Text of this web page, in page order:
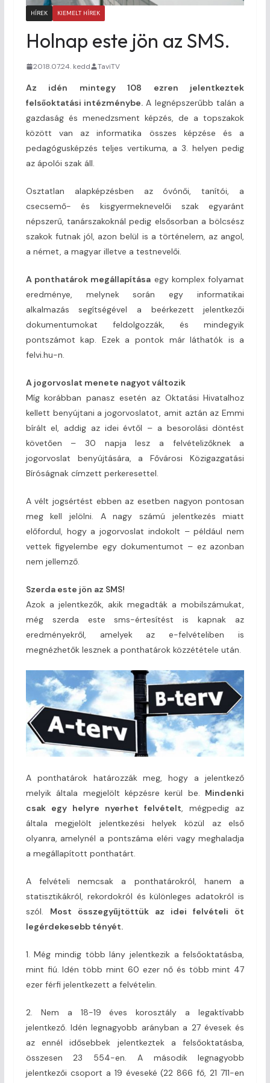
HÍREK KIEMELT HÍREK
Holnap este jön az SMS.
2018.07.24. kedd TaviTV
Az idén mintegy 108 ezren jelentkeztek
felsőoktatási intézménybe. A legnépszerűbb talán a
gazdaság és menedzsment képzés, de a topszakok
között van az informatika összes képzése és a
pedagógusképzés teljes vertikuma, a 3. helyen pedig
az ápolói szak áll.
Osztatlan alapképzésben az óvónői, tanítói, a
csecsemő- és kisgyermeknevelői szak egyaránt
népszerű, tanárszakoknál pedig elsősorban a bölcsész
szakok futnak jól, azon belül is a történelem, az angol,
a német, a magyar illetve a testnevelői.
A ponthatárok megállapítása egy komplex folyamat
eredménye, melynek során egy informatikai
alkalmazás segítségével a beérkezett jelentkezői
dokumentumokat feldolgozzák, és mindegyik
pontszámot kap. Ezek a pontok már láthatók is a
felvi.hu-n.
A jogorvoslat menete nagyot változik
Míg korábban panasz esetén az Oktatási Hivatalhoz
kellett benyújtani a jogorvoslatot, amit aztán az Emmi
bírált el, addig az idei évtől – a besorolási döntést
követően – 30 napja lesz a felvételizőknek a
jogorvoslat benyújtására, a Fővárosi Közigazgatási
Bíróságnak címzett perkeresettel.
A vélt jogsértést ebben az esetben nagyon pontosan
meg kell jelölni. A nagy számú jelentkezés miatt
előfordul, hogy a jogorvoslat indokolt – például nem
vettek figyelembe egy dokumentumot – ez azonban
nem jellemző.
Szerda este jön az SMS!
Azok a jelentkezők, akik megadták a mobilszámukat,
még szerda este sms-értesítést is kapnak az
eredményekről, amelyek az e-felvételiben is
megnézhetők lesznek a ponthatárok közzététele után.
A ponthatárok határozzák meg, hogy a jelentkező
melyik általa megjelölt képzésre kerül be. Mindenki
csak egy helyre nyerhet felvételt, mégpedig az
általa megjelölt jelentkezési helyek közül az első
olyanra, amelynél a pontszáma eléri vagy meghaladja
a megállapított ponthatárt.
A felvételi nemcsak a ponthatárokról, hanem a
statisztikákról, rekordokról és különleges adatokról is
szól. Most összegyűjtöttük az idei felvételi öt
legérdekesebb tényét.
1. Még mindig több lány jelentkezik a felsőoktatásba,
mint fiú. Idén több mint 60 ezer nő és több mint 47
ezer férfi jelentkezett a felvételin.
2. Nem a 18-19 éves korosztály a legaktívabb
jelentkező. Idén legnagyobb arányban a 27 évesek és
az ennél idősebbek jelentkeztek a felsőoktatásba,
összesen 23 554-en. A második legnagyobb
jelentkezői csoport a 19 éveseké (22 866 fő, 21 711-en